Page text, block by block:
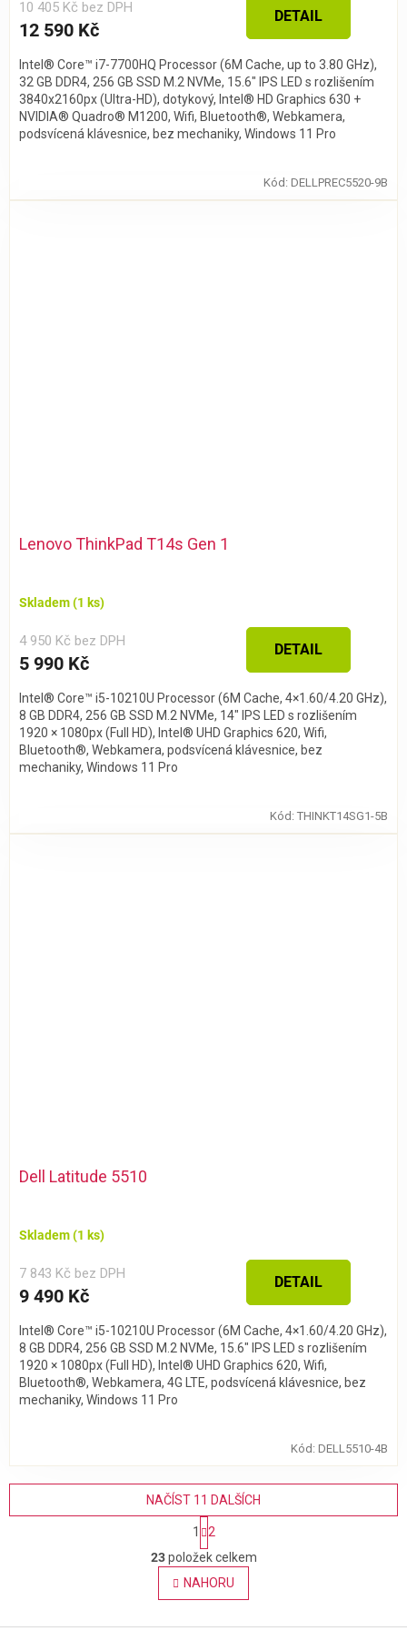
10 405 Kč bez DPH
12 590 Kč
DETAIL
Intel® Core™ i7-7700HQ Processor (6M Cache, up to 3.80 GHz),
32 GB DDR4, 256 GB SSD M.2 NVMe, 15.6" IPS LED s rozlišením
3840x2160px (Ultra-HD), dotykový, Intel® HD Graphics 630 +
NVIDIA® Quadro® M1200, Wifi, Bluetooth®, Webkamera,
podsvícená klávesnice, bez mechaniky, Windows 11 Pro
Kód: DELLPREC5520-9B
Lenovo ThinkPad T14s Gen 1
Skladem(1 ks)
4 950 Kč bez DPH
5 990 Kč
DETAIL
Intel® Core™ i5-10210U Processor (6M Cache, 4×1.60/4.20 GHz),
8 GB DDR4, 256 GB SSD M.2 NVMe, 14″ IPS LED s rozlišením
1920 × 1080px (Full HD), Intel® UHD Graphics 620, Wifi,
Bluetooth®, Webkamera, podsvícená klávesnice, bez
mechaniky, Windows 11 Pro
Kód: THINKT14SG1-5B
Dell Latitude 5510
Skladem(1 ks)
7 843 Kč bez DPH
9 490 Kč
DETAIL
Intel® Core™ i5-10210U Processor (6M Cache, 4×1.60/4.20 GHz),
8 GB DDR4, 256 GB SSD M.2 NVMe, 15.6″ IPS LED s rozlišením
1920 × 1080px (Full HD), Intel® UHD Graphics 620, Wifi,
Bluetooth®, Webkamera, 4G LTE, podsvícená klávesnice, bez
mechaniky, Windows 11 Pro
Kód: DELL5510-4B
O
v
l
á
NAČÍST 11 DALŠÍCH
S
t
r
á
n
k
1
2
23položek celkem
NAHORU